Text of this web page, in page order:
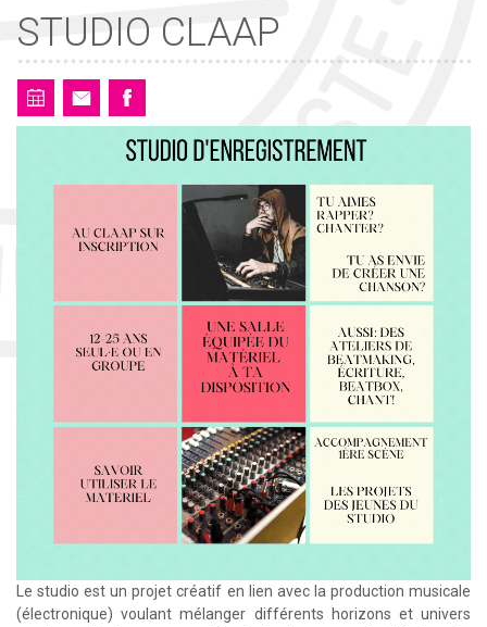
STUDIO CLAAP
Le studio est un projet créatif en lien avec la production musicale
(électronique) voulant mélanger différents horizons et univers